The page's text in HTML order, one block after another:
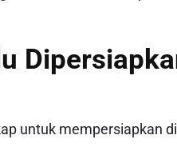
untuk mempersiapkan